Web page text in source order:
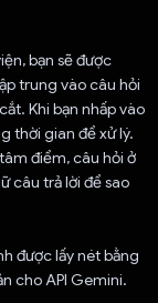
bạn sẽ được
trung vào câu hỏi
Khi bạn nhấp vào
thời gian để xử lý.
điểm, câu hỏi ở
câu trả lời để sao
được lấy nét bằng
cho API Gemini.